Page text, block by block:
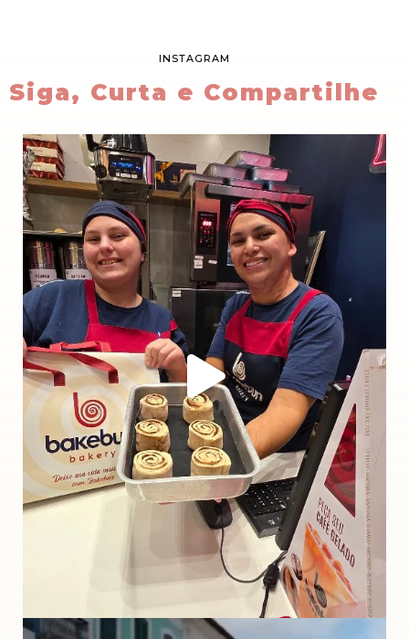
INSTAGRAM
Siga, Curta e Compartilhe